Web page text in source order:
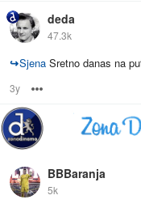
deda
47.3k
↪Sjena Sretno danas na
3y
BBBaranja
5k